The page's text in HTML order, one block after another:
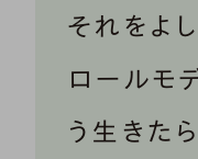
それをよ
ロールモ
う生きた